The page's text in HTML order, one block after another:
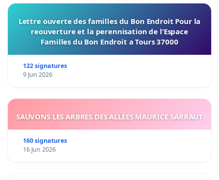
Lettre ouverte des familles du Bon Endroit Pour la
reouverture et la perennisation de l’Espace
Familles du Bon Endroit a Tours 37000
122 signatures
9 Jun 2026
SAUVONS LES ARBRES DES ALLÉES MAURICE SARRAUT
160 signatures
16 Jun 2026